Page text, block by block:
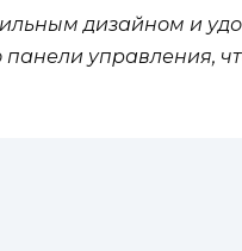
дизайном и
управления,